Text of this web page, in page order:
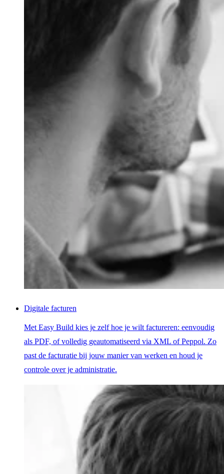
Digitale facturen
Met Easy Build kies je zelf hoe je wilt factureren: eenvoudig
als PDF, of volledig geautomatiseerd via XML of Peppol. Zo
past de facturatie bij jouw manier van werken en houd je
controle over je administratie.